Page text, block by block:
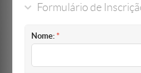
Formulário de
Nome: